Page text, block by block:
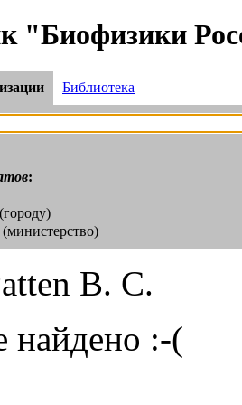
"Биофизики
Библиотека
:
B. C.
найдено :-(